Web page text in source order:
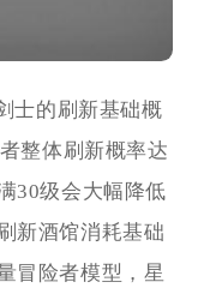
士的刷新基础概
整体刷新概率达
30级会大幅降低
新酒馆消耗基础
冒险者模型，星